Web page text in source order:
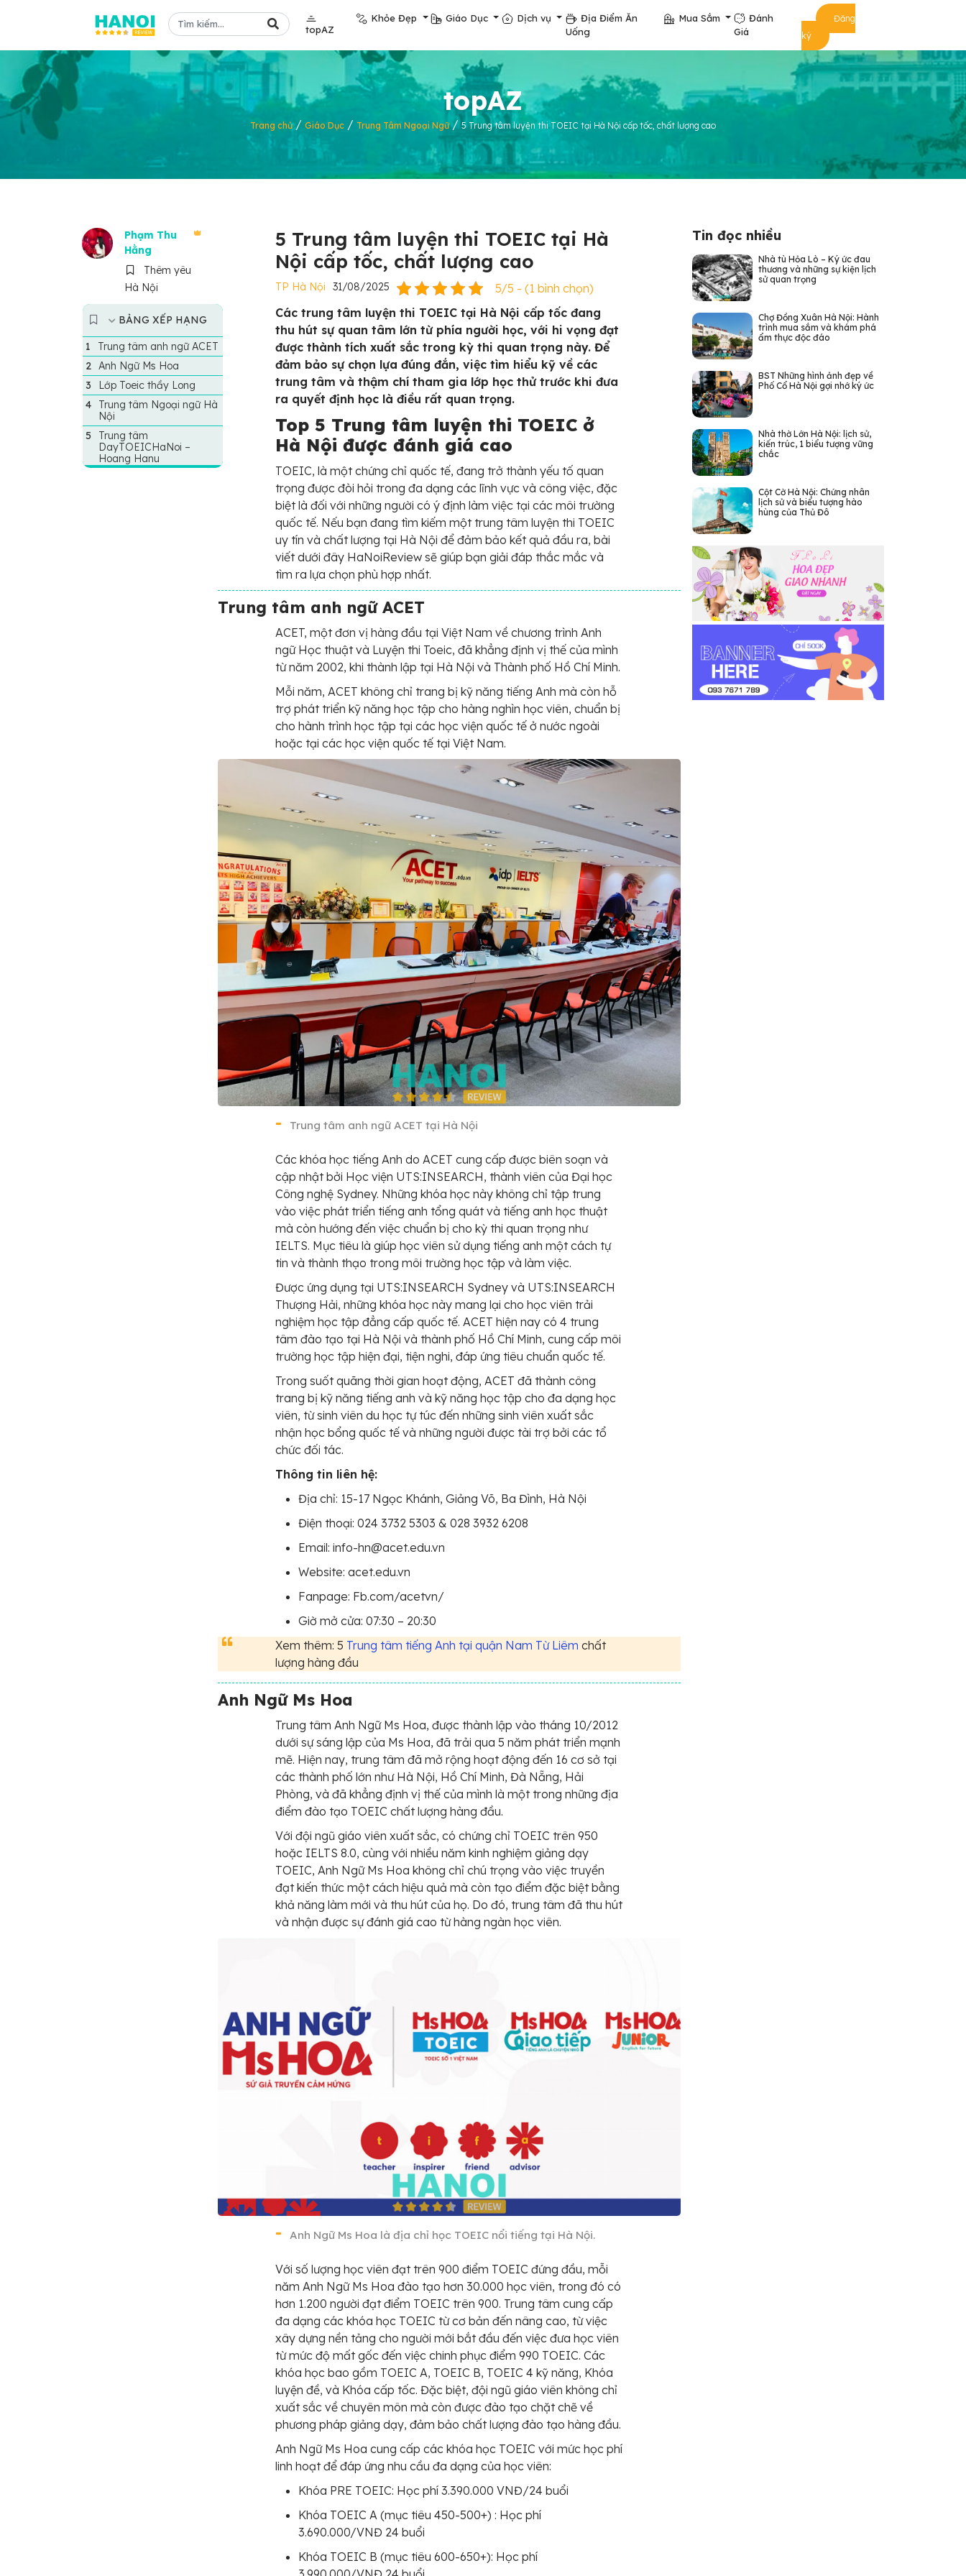
topAZ
Khỏe Đẹp Giáo Dục Dịch vụ
Địa Điểm Ăn
Uống
Mua Sắm
Đánh
Giá
Đăng
ký
topAZ
Trang chủ/ Giáo Dục / Trung Tâm Ngoại Ngữ/ 5 Trung tâm luyện thi TOEIC tại Hà Nội cấp tốc, chất lượng cao
Phạm Thu
Hằng
Thêm yêu
Hà Nội
5 Trung tâm luyện thi TOEIC tại Hà
Nội cấp tốc, chất lượng cao
TP Hà Nội 31/08/2025 5/5 - (1 bình chọn)
BẢNG XẾP HẠNG
Trung tâm anh ngữ ACET
Anh Ngữ Ms Hoa
Lớp Toeic thầy Long
Trung tâm Ngoại ngữ Hà
Nội
Trung tâm
DayTOEICHaNoi –
Hoang Hanu
Các trung tâm luyện thi TOEIC tại Hà Nội cấp tốc đang
thu hút sự quan tâm lớn từ phía người học, với hi vọng đạt
được thành tích xuất sắc trong kỳ thi quan trọng này. Để
đảm bảo sự chọn lựa đúng đắn, việc tìm hiểu kỹ về các
trung tâm và thậm chí tham gia lớp học thử trước khi đưa
ra quyết định học là điều rất quan trọng.
Top 5 Trung tâm luyện thi TOEIC ở
Hà Nội được đánh giá cao
TOEIC, là một chứng chỉ quốc tế, đang trở thành yếu tố quan
trọng được đòi hỏi trong đa dạng các lĩnh vực và công việc, đặc
biệt là đối với những người có ý định làm việc tại các môi trường
quốc tế. Nếu bạn đang tìm kiếm một trung tâm luyện thi TOEIC
uy tín và chất lượng tại Hà Nội để đảm bảo kết quả đầu ra, bài
viết dưới đây HaNoiReview sẽ giúp bạn giải đáp thắc mắc và
tìm ra lựa chọn phù hợp nhất.
Trung tâm anh ngữ ACET
ACET, một đơn vị hàng đầu tại Việt Nam về chương trình Anh
ngữ Học thuật và Luyện thi Toeic, đã khẳng định vị thế của mình
từ năm 2002, khi thành lập tại Hà Nội và Thành phố Hồ Chí Minh.
Mỗi năm, ACET không chỉ trang bị kỹ năng tiếng Anh mà còn hỗ
trợ phát triển kỹ năng học tập cho hàng nghìn học viên, chuẩn bị
cho hành trình học tập tại các học viện quốc tế ở nước ngoài
hoặc tại các học viện quốc tế tại Việt Nam.
Trung tâm anh ngữ ACET tại Hà Nội
Các khóa học tiếng Anh do ACET cung cấp được biên soạn và
cập nhật bởi Học viện UTS:INSEARCH, thành viên của Đại học
Công nghệ Sydney. Những khóa học này không chỉ tập trung
vào việc phát triển tiếng anh tổng quát và tiếng anh học thuật
mà còn hướng đến việc chuẩn bị cho kỳ thi quan trọng như
IELTS. Mục tiêu là giúp học viên sử dụng tiếng anh một cách tự
tin và thành thạo trong môi trường học tập và làm việc.
Được ứng dụng tại UTS:INSEARCH Sydney và UTS:INSEARCH
Thượng Hải, những khóa học này mang lại cho học viên trải
nghiệm học tập đẳng cấp quốc tế. ACET hiện nay có 4 trung
tâm đào tạo tại Hà Nội và thành phố Hồ Chí Minh, cung cấp môi
trường học tập hiện đại, tiện nghi, đáp ứng tiêu chuẩn quốc tế.
Trong suốt quãng thời gian hoạt động, ACET đã thành công
trang bị kỹ năng tiếng anh và kỹ năng học tập cho đa dạng học
viên, từ sinh viên du học tự túc đến những sinh viên xuất sắc
nhận học bổng quốc tế và những người được tài trợ bởi các tổ
chức đối tác.
Thông tin liên hệ:
Địa chỉ: 15-17 Ngọc Khánh, Giảng Võ, Ba Đình, Hà Nội
Điện thoại: 024 3732 5303 & 028 3932 6208
Email: info-hn@acet.edu.vn
Website: acet.edu.vn
Fanpage: Fb.com/acetvn/
Giờ mở cửa: 07:30 – 20:30
Xem thêm: 5 Trung tâm tiếng Anh tại quận Nam Từ Liêm chất
lượng hàng đầu
Anh Ngữ Ms Hoa
Trung tâm Anh Ngữ Ms Hoa, được thành lập vào tháng 10/2012
dưới sự sáng lập của Ms Hoa, đã trải qua 5 năm phát triển mạnh
mẽ. Hiện nay, trung tâm đã mở rộng hoạt động đến 16 cơ sở tại
các thành phố lớn như Hà Nội, Hồ Chí Minh, Đà Nẵng, Hải
Phòng, và đã khẳng định vị thế của mình là một trong những địa
điểm đào tạo TOEIC chất lượng hàng đầu.
Với đội ngũ giáo viên xuất sắc, có chứng chỉ TOEIC trên 950
hoặc IELTS 8.0, cùng với nhiều năm kinh nghiệm giảng dạy
TOEIC, Anh Ngữ Ms Hoa không chỉ chú trọng vào việc truyền
đạt kiến thức một cách hiệu quả mà còn tạo điểm đặc biệt bằng
khả năng làm mới và thu hút của họ. Do đó, trung tâm đã thu hút
và nhận được sự đánh giá cao từ hàng ngàn học viên.
Anh Ngữ Ms Hoa là địa chỉ học TOEIC nổi tiếng tại Hà Nội.
Với số lượng học viên đạt trên 900 điểm TOEIC đứng đầu, mỗi
năm Anh Ngữ Ms Hoa đào tạo hơn 30.000 học viên, trong đó có
hơn 1.200 người đạt điểm TOEIC trên 900. Trung tâm cung cấp
đa dạng các khóa học TOEIC từ cơ bản đến nâng cao, từ việc
xây dựng nền tảng cho người mới bắt đầu đến việc đưa học viên
từ mức độ mất gốc đến việc chinh phục điểm 990 TOEIC. Các
khóa học bao gồm TOEIC A, TOEIC B, TOEIC 4 kỹ năng, Khóa
luyện đề, và Khóa cấp tốc. Đặc biệt, đội ngũ giáo viên không chỉ
xuất sắc về chuyên môn mà còn được đào tạo chặt chẽ về
phương pháp giảng dạy, đảm bảo chất lượng đào tạo hàng đầu.
Anh Ngữ Ms Hoa cung cấp các khóa học TOEIC với mức học phí
linh hoạt để đáp ứng nhu cầu đa dạng của học viên:
Khóa PRE TOEIC: Học phí 3.390.000 VNĐ/24 buổi
Khóa TOEIC A (mục tiêu 450-500+) : Học phí
3.690.000/VNĐ 24 buổi
Khóa TOEIC B (mục tiêu 600-650+): Học phí
Tin đọc nhiều
Nhà tù Hỏa Lò – Ký ức đau
thương và những sự kiện lịch
sử quan trọng
Chợ Đồng Xuân Hà Nội: Hành
trình mua sắm và khám phá
ẩm thực độc đáo
BST Những hình ảnh đẹp về
Phố Cổ Hà Nội gợi nhớ ký ức
Nhà thờ Lớn Hà Nội: lịch sử,
kiến trúc, 1 biểu tượng vững
chắc
Cột Cờ Hà Nội: Chứng nhân
lịch sử và biểu tượng hào
hùng của Thủ Đô